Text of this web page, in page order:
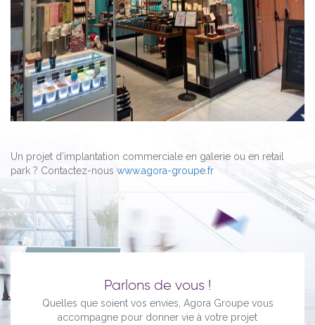
Un projet d’implantation commerciale en galerie ou en retail
park ? Contactez-nous www.agora-groupe.fr
Parlons de vous !
Quelles que soient vos envies, Agora Groupe vous
accompagne pour donner vie à votre projet